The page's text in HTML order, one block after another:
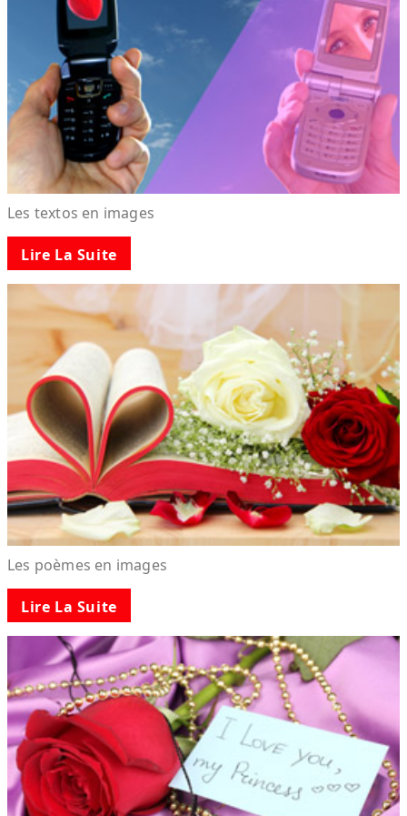
Les textos en images
Lire La Suite
Les poèmes en images
Lire La Suite